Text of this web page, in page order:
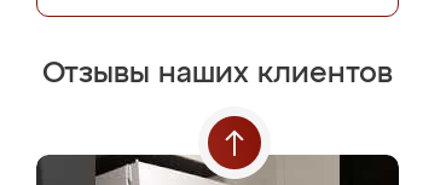
Отзывы наших клиентов